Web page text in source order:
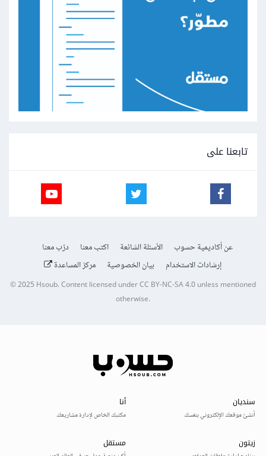
تابعنا على
عن أكاديمية حسوب الأسئلة الشائعة اكتب معنا
درّب معنا
إرشادات الاستخدام
بيان الخصوصية مركز المساعدة
© 2025Hsoub.Content licensed underCC BY-NC-SA 4.0unless mentioned
otherwise.